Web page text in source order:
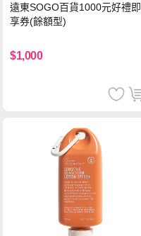
遠東SOGO百貨1000元好禮即
享券(餘額型)
$1,000